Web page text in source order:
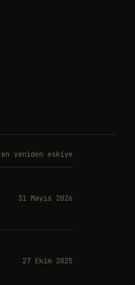
en yeniden eskiye
31 Mayıs 2026
27 Ekim 2025